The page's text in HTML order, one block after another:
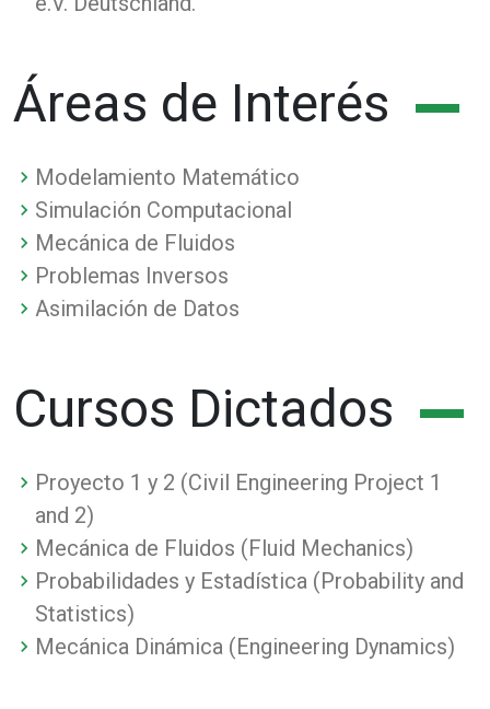
Áreas de Interés
Modelamiento Matemático
Simulación Computacional
Mecánica de Fluidos
Problemas Inversos
Asimilación de Datos
Cursos Dictados
Proyecto 1 y 2 (Civil Engineering Project 1
and 2)
Mecánica de Fluidos (Fluid Mechanics)
Probabilidades y Estadística (Probability and
Statistics)
Mecánica Dinámica (Engineering Dynamics)